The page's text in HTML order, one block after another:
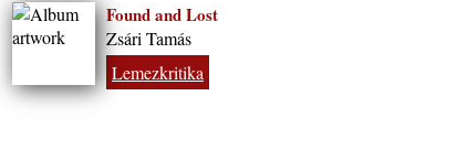
Found and Lost
Zsári Tamás
Lemezkritika